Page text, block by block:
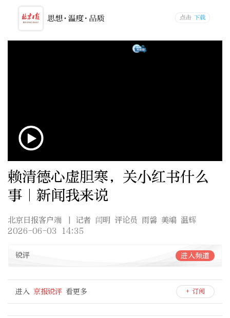
赖清德心虚胆寒，关小红书什么
事｜新闻我来说
北京日报客户端
| 记者 闫明 评论员 雨馨 美编 温辉
2026-06-03 14:35
锐评 进入频道
进入 京报锐评 看更多 + 订阅